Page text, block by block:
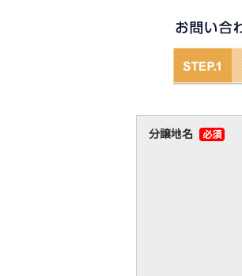
分譲地名 必須